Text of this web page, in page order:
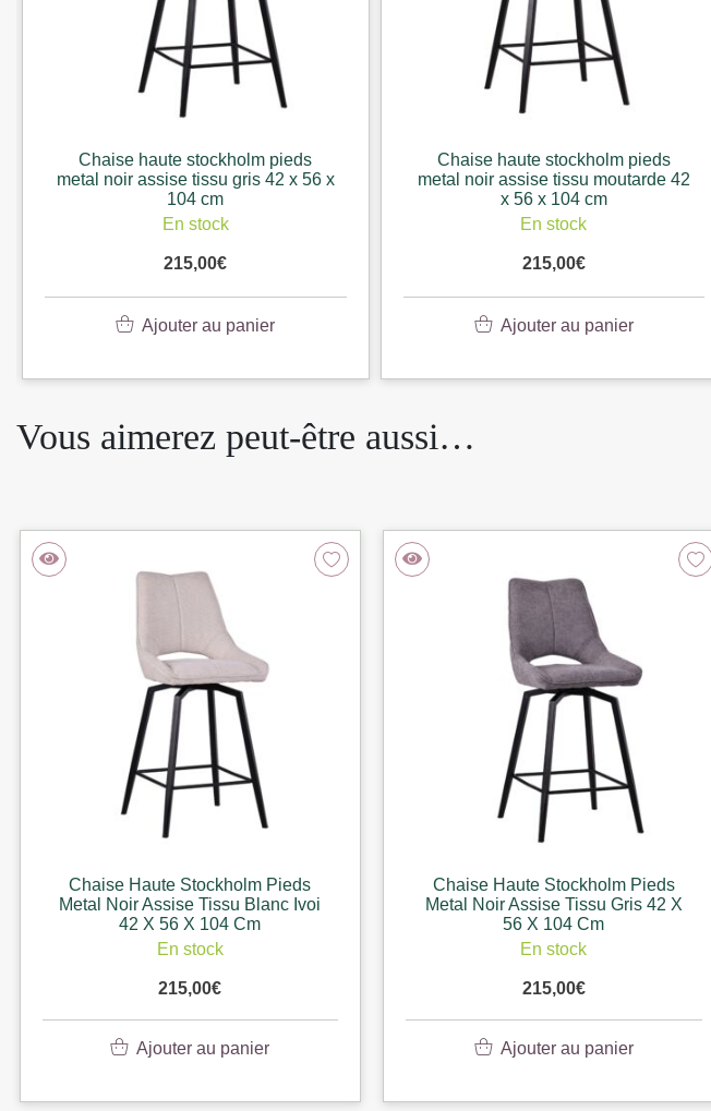
Chaise haute stockholm pieds
metal noir assise tissu moutarde 42
x 56 x 104 cm
En stock
215,00€
Ajouter au panier
Chaise haute stockholm pieds
metal noir assise tissu noir anthr 42
x 56 x 104 cm
Disponible sur commande
215,00€
Ajouter au panier
Vous aimerez peut-être aussi…
Chaise Haute Stockholm Pieds
Metal Noir Assise Tissu Blanc Ivoi
42 X 56 X 104 Cm
En stock
215,00€
Ajouter au panier
Chaise Haute Stockholm Pieds
Metal Noir Assise Tissu Gris 42 X
56 X 104 Cm
En stock
215,00€
Ajouter au panier